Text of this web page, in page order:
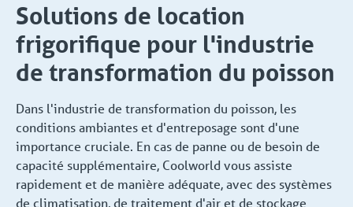
Solutions de location
frigorifique pour l'industrie
de transformation du poisson
Dans l'industrie de transformation du poisson, les
conditions ambiantes et d'entreposage sont d'une
importance cruciale. En cas de panne ou de besoin de
capacité supplémentaire, Coolworld vous assiste
rapidement et de manière adéquate, avec des systèmes
de climatisation, de traitement d'air et de stockage